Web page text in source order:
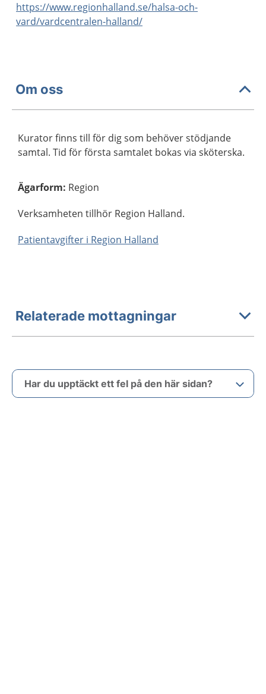
https://www.regionhalland.se/halsa-och-
vard/vardcentralen-halland/
Om oss
Kurator finns till för dig som behöver stödjande
samtal. Tid för första samtalet bokas via sköterska.
Ägarform: Region
Verksamheten tillhör Region Halland.
Patientavgifter i Region Halland
Relaterade mottagningar
Har du upptäckt ett fel på den här sidan?